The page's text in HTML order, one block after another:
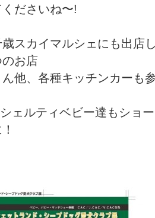
ださいね〜!
スカイマルシェにも出店
お店
ん他、各種キッチンカーも
ェルティベビー達もショ